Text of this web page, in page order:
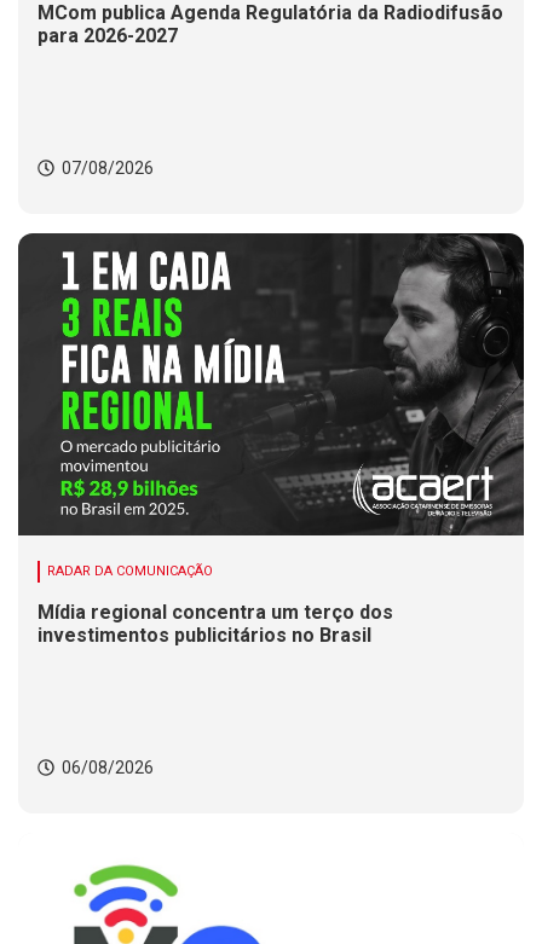
MCom publica Agenda Regulatória da Radiodifusão
para 2026-2027
07/08/2026
RADAR DA COMUNICAÇÃO
Mídia regional concentra um terço dos
investimentos publicitários no Brasil
06/08/2026